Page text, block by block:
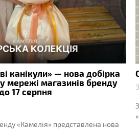
канікули» — нова добірка
мережі магазинів бренду
17 серпня
«Камелія» представлена нова